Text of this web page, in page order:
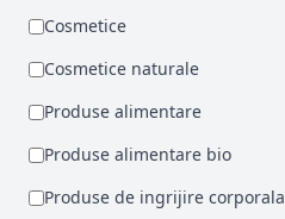
Cosmetice
Cosmetice naturale
Produse alimentare
Produse alimentare bio
Produse de ingrijire corporala